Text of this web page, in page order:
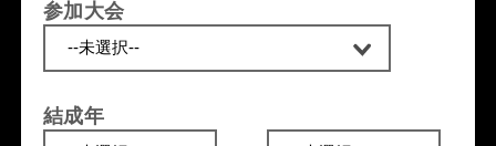
参加大会
結成年